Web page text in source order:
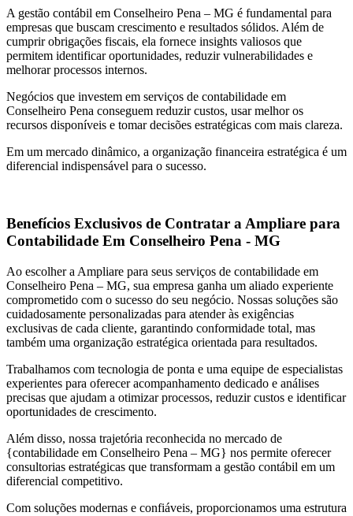
A gestão contábil em Conselheiro Pena – MG é fundamental para
empresas que buscam crescimento e resultados sólidos. Além de
cumprir obrigações fiscais, ela fornece insights valiosos que
permitem identificar oportunidades, reduzir vulnerabilidades e
melhorar processos internos.
Negócios que investem em serviços de contabilidade em
Conselheiro Pena conseguem reduzir custos, usar melhor os
recursos disponíveis e tomar decisões estratégicas com mais clareza.
Em um mercado dinâmico, a organização financeira estratégica é um
diferencial indispensável para o sucesso.
Benefícios Exclusivos de Contratar a Ampliare para
Contabilidade Em Conselheiro Pena - MG
Ao escolher a Ampliare para seus serviços de contabilidade em
Conselheiro Pena – MG, sua empresa ganha um aliado experiente
comprometido com o sucesso do seu negócio. Nossas soluções são
cuidadosamente personalizadas para atender às exigências
exclusivas de cada cliente, garantindo conformidade total, mas
também uma organização estratégica orientada para resultados.
Trabalhamos com tecnologia de ponta e uma equipe de especialistas
experientes para oferecer acompanhamento dedicado e análises
precisas que ajudam a otimizar processos, reduzir custos e identificar
oportunidades de crescimento.
Além disso, nossa trajetória reconhecida no mercado de
{contabilidade em Conselheiro Pena – MG} nos permite oferecer
consultorias estratégicas que transformam a gestão contábil em um
diferencial competitivo.
Com soluções modernas e confiáveis, proporcionamos uma estrutura